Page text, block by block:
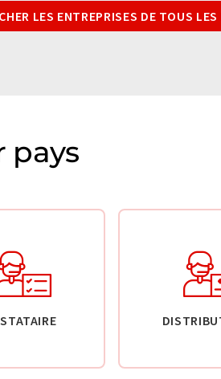
LES ENTREPRISES DE TOUS LES
pays